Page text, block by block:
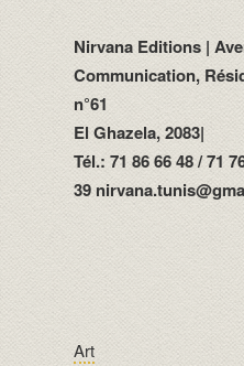
Nirvana Editions |
Communication,
n°61
El Ghazela, 2083|
Tél.: 71 86 66 48 / 71
39
Art